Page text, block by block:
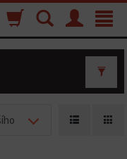
Toggle
Menu
Vyhľadávanie
Nákupný
košík